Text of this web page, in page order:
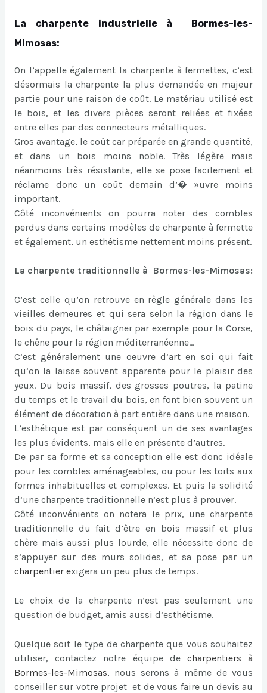
La charpente industrielle à Bormes-les-
Mimosas:
On l’appelle également la charpente à fermettes, c’est
désormais la charpente la plus demandée en majeur
partie pour une raison de coût. Le matériau utilisé est
le bois, et les divers pièces seront reliées et fixées
entre elles par des connecteurs métalliques.
Gros avantage, le coût car préparée en grande quantité,
et dans un bois moins noble. Très légère mais
néanmoins très résistante, elle se pose facilement et
réclame donc un coût demain d’� »uvre moins
important.
Côté inconvénients on pourra noter des combles
perdus dans certains modèles de charpente à fermette
et également, un esthétisme nettement moins présent.
La charpente traditionnelle à Bormes-les-Mimosas:
C’est celle qu’on retrouve en règle générale dans les
vieilles demeures et qui sera selon la région dans le
bois du pays, le châtaigner par exemple pour la Corse,
le chêne pour la région méditerranéenne…
C’est généralement une oeuvre d’art en soi qui fait
qu’on la laisse souvent apparente pour le plaisir des
yeux. Du bois massif, des grosses poutres, la patine
du temps et le travail du bois, en font bien souvent un
élément de décoration à part entière dans une maison.
L’esthétique est par conséquent un de ses avantages
les plus évidents, mais elle en présente d’autres.
De par sa forme et sa conception elle est donc idéale
pour les combles aménageables, ou pour les toits aux
formes inhabituelles et complexes. Et puis la solidité
d’une charpente traditionnelle n’est plus à prouver.
Côté inconvénients on notera le prix, une charpente
traditionnelle du fait d’être en bois massif et plus
chère mais aussi plus lourde, elle nécessite donc de
s’appuyer sur des murs solides, et sa pose par un
charpentier exigera un peu plus de temps.
Le choix de la charpente n’est pas seulement une
question de budget, amis aussi d’esthétisme.
Quelque soit le type de charpente que vous souhaitez
utiliser, contactez notre équipe de charpentiers à
Bormes-les-Mimosas, nous serons à même de vous
conseiller sur votre projet et de vous faire un devis au